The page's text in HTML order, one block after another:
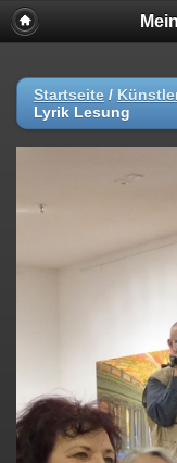
Startseite /
Lyrik Lesung